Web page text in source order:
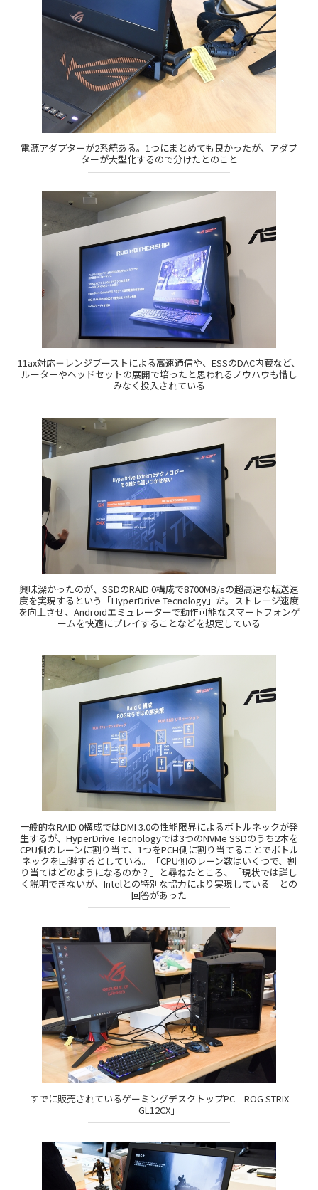
電源アダプターが2系統ある。1つにまとめても良かったが、アダプ
ターが大型化するので分けたとのこと
11ax対応＋レンジブーストによる高速通信や、ESSのDAC内蔵など、
ルーターやヘッドセットの展開で培ったと思われるノウハウも惜し
みなく投入されている
興味深かったのが、SSDのRAID 0構成で8700MB/sの超高速な転送速
度を実現するという「HyperDrive Tecnology」だ。ストレージ速度
を向上させ、Androidエミュレーターで動作可能なスマートフォンゲ
ームを快適にプレイすることなどを想定している
一般的なRAID 0構成ではDMI 3.0の性能限界によるボトルネックが発
生するが、HyperDrive Tecnologyでは3つのNVMe SSDのうち2本を
CPU側のレーンに割り当て、1つをPCH側に割り当てることでボトル
ネックを回避するとしている。「CPU側のレーン数はいくつで、割
り当てはどのようになるのか？」と尋ねたところ、「現状では詳し
く説明できないが、Intelとの特別な協力により実現している」との
回答があった
すでに販売されているゲーミングデスクトップPC「ROG STRIX
GL12CX」